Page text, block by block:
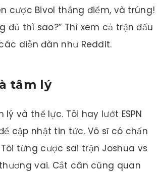
cược Bivol thắng điểm, và trúng!
đủ thì sao?” Thì xem cả trận đấu
diễn đàn như Reddit.
tâm lý
và thể lực. Tôi hay lướt ESPN
cập nhật tin tức. Võ sĩ có chấn
từng cược sai trận Joshua vs
vai. Cắt cân cũng quan